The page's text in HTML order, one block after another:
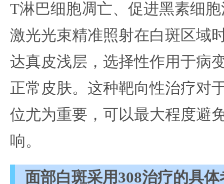
T淋巴细胞凋亡、促进黑素细
激光光束精准照射在白斑区域
达真皮浅层，选择性作用于病
正常皮肤。这种靶向性治疗对
位尤为重要，可以最大程度避
响。
面部白斑采用308治疗的具体